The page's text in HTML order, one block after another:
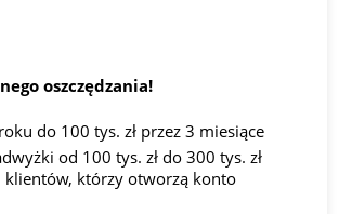
oszczędzania!
do 100 tys. zł przez 3 miesiące
od 100 tys. zł do 300 tys. zł
klientów, którzy otworzą konto